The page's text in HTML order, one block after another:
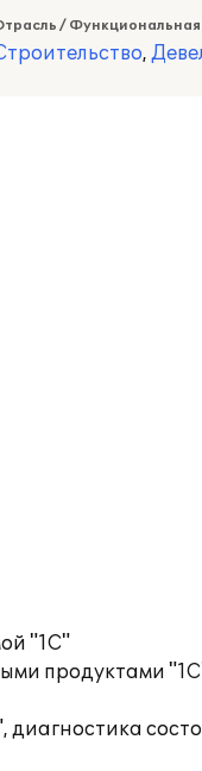
/
,
"1С"
продуктами
диагностика